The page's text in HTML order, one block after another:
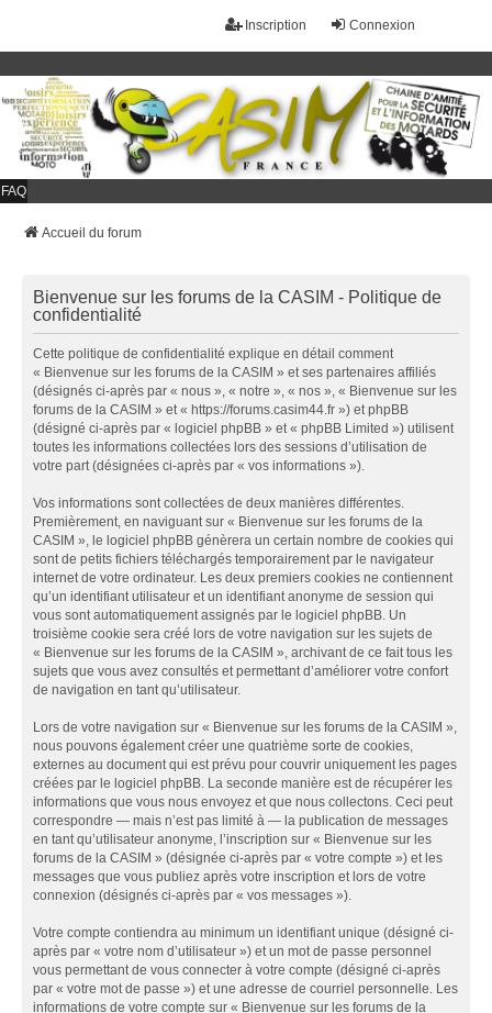
Connexion
Inscription
FAQ
Accueil du forum
Bienvenue sur les forums de la CASIM - Politique de
confidentialité
Cette politique de confidentialité explique en détail comment
« Bienvenue sur les forums de la CASIM » et ses partenaires affiliés
(désignés ci-après par « nous », « notre », « nos », « Bienvenue sur les
forums de la CASIM » et « https://forums.casim44.fr ») et phpBB
(désigné ci-après par « logiciel phpBB » et « phpBB Limited ») utilisent
toutes les informations collectées lors des sessions d’utilisation de
votre part (désignées ci-après par « vos informations »).
Vos informations sont collectées de deux manières différentes.
Premièrement, en naviguant sur « Bienvenue sur les forums de la
CASIM », le logiciel phpBB génèrera un certain nombre de cookies qui
sont de petits fichiers téléchargés temporairement par le navigateur
internet de votre ordinateur. Les deux premiers cookies ne contiennent
qu’un identifiant utilisateur et un identifiant anonyme de session qui
vous sont automatiquement assignés par le logiciel phpBB. Un
troisième cookie sera créé lors de votre navigation sur les sujets de
« Bienvenue sur les forums de la CASIM », archivant de ce fait tous les
sujets que vous avez consultés et permettant d’améliorer votre confort
de navigation en tant qu’utilisateur.
Lors de votre navigation sur « Bienvenue sur les forums de la CASIM »,
nous pouvons également créer une quatrième sorte de cookies,
externes au document qui est prévu pour couvrir uniquement les pages
créées par le logiciel phpBB. La seconde manière est de récupérer les
informations que vous nous envoyez et que nous collectons. Ceci peut
correspondre — mais n’est pas limité à — la publication de messages
en tant qu’utilisateur anonyme, l’inscription sur « Bienvenue sur les
forums de la CASIM » (désignée ci-après par « votre compte ») et les
messages que vous publiez après votre inscription et lors de votre
connexion (désignés ci-après par « vos messages »).
Votre compte contiendra au minimum un identifiant unique (désigné ci-
après par « votre nom d’utilisateur ») et un mot de passe personnel
vous permettant de vous connecter à votre compte (désigné ci-après
par « votre mot de passe ») et une adresse de courriel personnelle. Les
informations de votre compte sur « Bienvenue sur les forums de la